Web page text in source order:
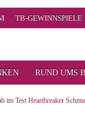
TB-GEWINNSPIELE
RUND UMS
im Test Heartbreaker